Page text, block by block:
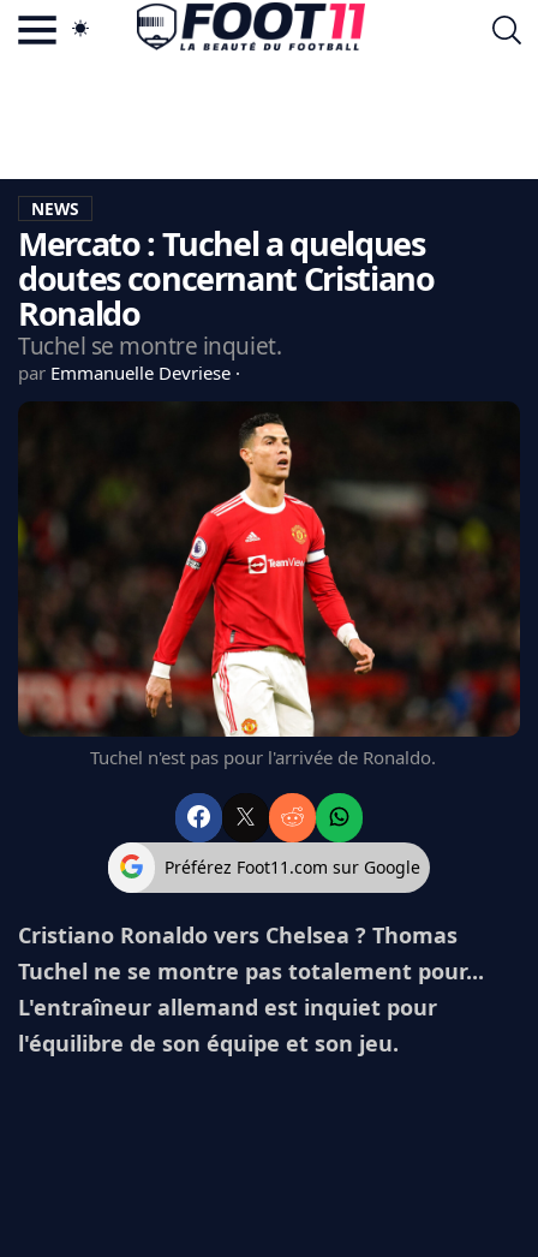
LA CHARTE
VIE PRIVÉE
CGU
CONTACTEZ-NOUS
LIGUE 1
FC BARCELONE
MANCHESTER UNITED
ARSENAL
BAYERN
L'AVIS DE LA RÉDAC'
NEWS
Mercato : Tuchel a quelques
doutes concernant Cristiano
Ronaldo
Tuchel se montre inquiet.
par Emmanuelle Devriese
Tuchel n'est pas pour l'arrivée de Ronaldo.
Préférez Foot11.com sur Google
Cristiano Ronaldo vers Chelsea ? Thomas
Tuchel ne se montre pas totalement pour...
L'entraîneur allemand est inquiet pour
l'équilibre de son équipe et son jeu.